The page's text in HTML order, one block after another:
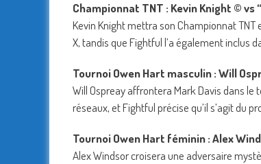
Championnat TNT : Kevin Knight © vs
Kevin Knight mettra son Championnat TNT
X, tandis que Fightful l’a également inclus
Tournoi Owen Hart masculin : Will
Will Ospreay affrontera Mark Davis dans le
réseaux, et Fightful précise qu’il s’agit du
Tournoi Owen Hart féminin : Alex
Alex Windsor croisera une adversaire